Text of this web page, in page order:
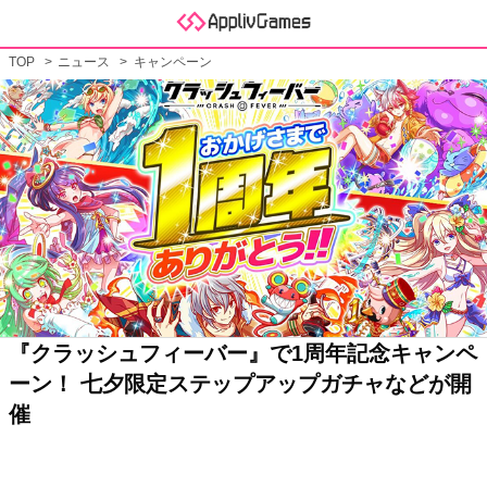
TOP ニュース キャンペーン
『クラッシュフィーバー』で1周年記念キャンペ
ーン！ 七夕限定ステップアップガチャなどが開
催